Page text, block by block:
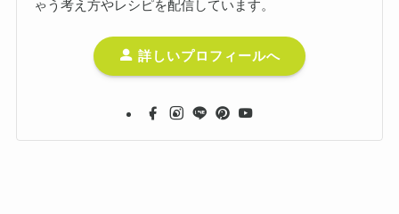
ゃう考え方やレシピを配信しています。
詳しいプロフィールへ